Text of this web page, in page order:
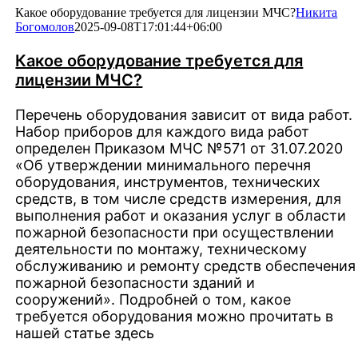
Какое оборудование требуется для лицензии МЧС?Никита
Богомолов2025-09-08T17:01:44+06:00
Какое оборудование требуется для
лицензии МЧС?
Перечень оборудования зависит от вида работ.
Набор приборов для каждого вида работ
определен Приказом МЧС №571 от 31.07.2020
«Об утверждении минимального перечня
оборудования, инструментов, технических
средств, в том числе средств измерения, для
выполнения работ и оказания услуг в области
пожарной безопасности при осуществлении
деятельности по монтажу, техническому
обслуживанию и ремонту средств обеспечения
пожарной безопасности зданий и
сооружений». Подробней о том, какое
требуется оборудования можно прочитать в
нашей статье здесь